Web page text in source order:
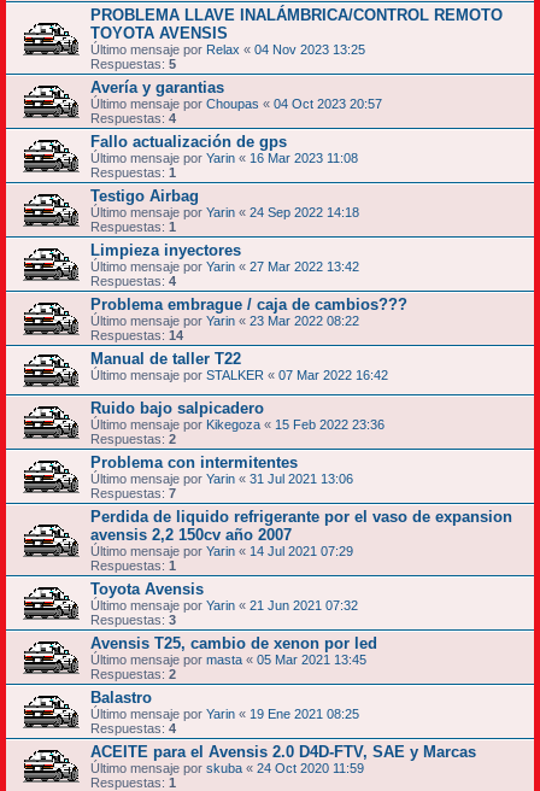
PROBLEMA LLAVE INALÁMBRICA/CONTROL REMOTO
TOYOTA AVENSIS
Último mensaje por Relax « 04 Nov 2023 13:25
Respuestas: 5
Avería y garantias
Último mensaje por Choupas « 04 Oct 2023 20:57
Respuestas: 4
Fallo actualización de gps
Último mensaje por Yarin « 16 Mar 2023 11:08
Respuestas: 1
Testigo Airbag
Último mensaje por Yarin « 24 Sep 2022 14:18
Respuestas: 1
Limpieza inyectores
Último mensaje por Yarin « 27 Mar 2022 13:42
Respuestas: 4
Problema embrague / caja de cambios???
Último mensaje por Yarin « 23 Mar 2022 08:22
Respuestas: 14
Manual de taller T22
Último mensaje por STALKER « 07 Mar 2022 16:42
Ruido bajo salpicadero
Último mensaje por Kikegoza « 15 Feb 2022 23:36
Respuestas: 2
Problema con intermitentes
Último mensaje por Yarin « 31 Jul 2021 13:06
Respuestas: 7
Perdida de liquido refrigerante por el vaso de expansion
avensis 2,2 150cv año 2007
Último mensaje por Yarin « 14 Jul 2021 07:29
Respuestas: 1
Toyota Avensis
Último mensaje por Yarin « 21 Jun 2021 07:32
Respuestas: 3
Avensis T25, cambio de xenon por led
Último mensaje por masta « 05 Mar 2021 13:45
Respuestas: 2
Balastro
Último mensaje por Yarin « 19 Ene 2021 08:25
Respuestas: 4
ACEITE para el Avensis 2.0 D4D-FTV, SAE y Marcas
Último mensaje por skuba « 24 Oct 2020 11:59
Respuestas: 1